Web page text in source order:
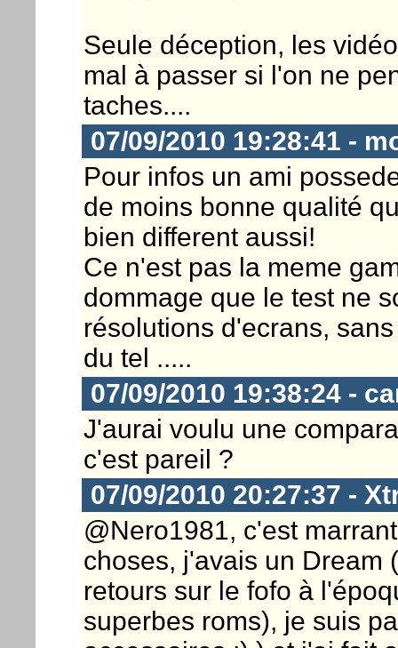
Seule déception, les
mal à passer si l'on ne
taches....
07/09/2010 19:28:41 -
Pour infos un ami
de moins bonne qualité
bien different aussi!
Ce n'est pas la meme
dommage que le test ne
résolutions d'ecrans,
du tel .....
07/09/2010 19:38:24 -
J'aurai voulu une
c'est pareil ?
07/09/2010 20:27:37 -
@Nero1981, c'est
choses, j'avais un Dream
retours sur le fofo à
superbes roms), je suis